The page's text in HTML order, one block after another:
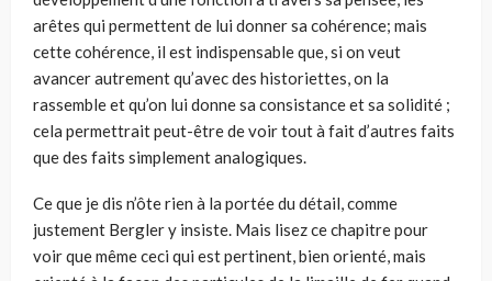
arêtes qui permettent de lui donner sa cohérence; mais
cette cohérence, il est indispensable que, si on veut
avancer autrement qu’avec des historiettes, on la
rassemble et qu’on lui donne sa consistance et sa solidité ;
cela permettrait peut-être de voir tout à fait d’autres faits
que des faits simplement analogiques.
Ce que je dis n’ôte rien à la portée du détail, comme
justement Bergler y insiste. Mais lisez ce chapitre pour
voir que même ceci qui est pertinent, bien orienté, mais